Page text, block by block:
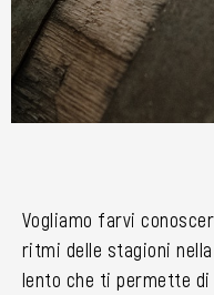
Vogliamo farvi
ritmi delle stagioni
lento che ti permette di